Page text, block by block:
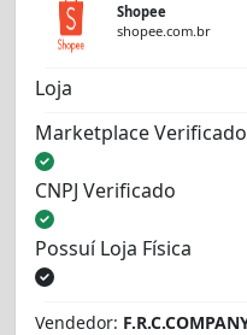
Shopee
shopee.com.br
Loja
Marketplace Verificado
CNPJ Verificado
Possuí Loja Física
Vendedor: